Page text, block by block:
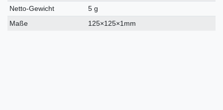
Netto-Gewicht
5 g
Maße
125×125×1mm